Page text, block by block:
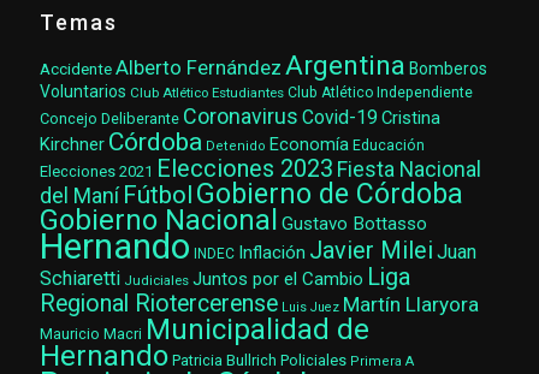
Temas
AccidenteAlberto Fernández Argentina Bomberos
Voluntarios Club Atlético Estudiantes Club Atlético Independiente
Concejo Deliberante Coronavirus Covid-19 Cristina
Kirchner Córdoba Detenido Economía Educación
Elecciones 2021 Elecciones 2023 Fiesta Nacional
del Maní Fútbol Gobierno de Córdoba
Gobierno Nacional Gustavo Bottasso
Hernando INDEC Inflación Javier Milei Juan
Schiaretti Judiciales Juntos por el Cambio Liga
Regional Riotercerense Luis Juez Martín Llaryora
Mauricio Macri Municipalidad de
Hernando Patricia Bullrich Policiales Primera A